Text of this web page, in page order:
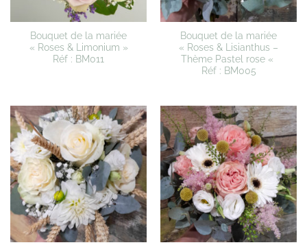
Bouquet de la mariée
« Roses & Limonium »
Réf : BM011
Bouquet de la mariée
« Roses & Lisianthus –
Thème Pastel rose «
Réf : BM005